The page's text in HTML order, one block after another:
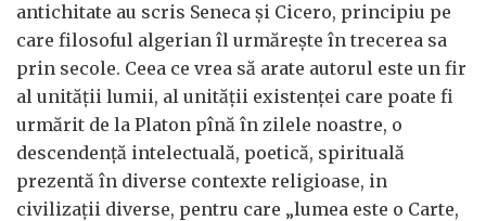
antichitate au scris Seneca şi Cicero, principiu pe
care filosoful algerian îl urmăreşte în trecerea sa
prin secole. Ceea ce vrea să arate autorul este un fir
al unităţii lumii, al unităţii existenţei care poate fi
urmărit de la Platon pînă în zilele noastre, o
descendenţă intelectuală, poetică, spirituală
prezentă în diverse contexte religioase, in
civilizaţii diverse, pentru care „lumea este o Carte,